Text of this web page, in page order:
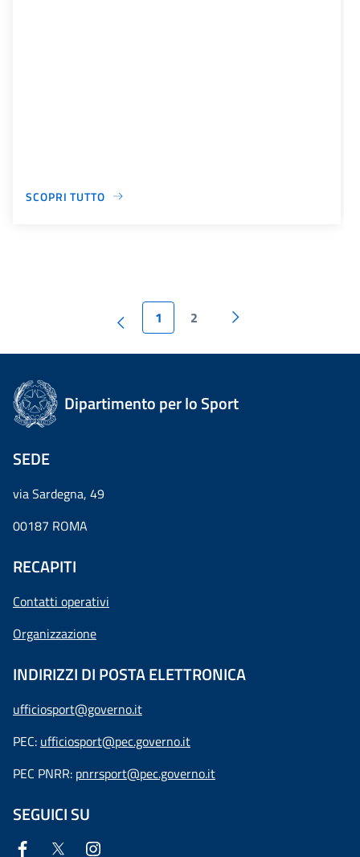
SCOPRI TUTTO
1 2
Dipartimento per lo Sport
SEDE
via Sardegna, 49
00187 ROMA
RECAPITI
Contatti operativi
Organizzazione
INDIRIZZI DI POSTA ELETTRONICA
ufficiosport@governo.it
PEC: ufficiosport@pec.governo.it
PEC PNRR: pnrrsport@pec.governo.it
SEGUICI SU